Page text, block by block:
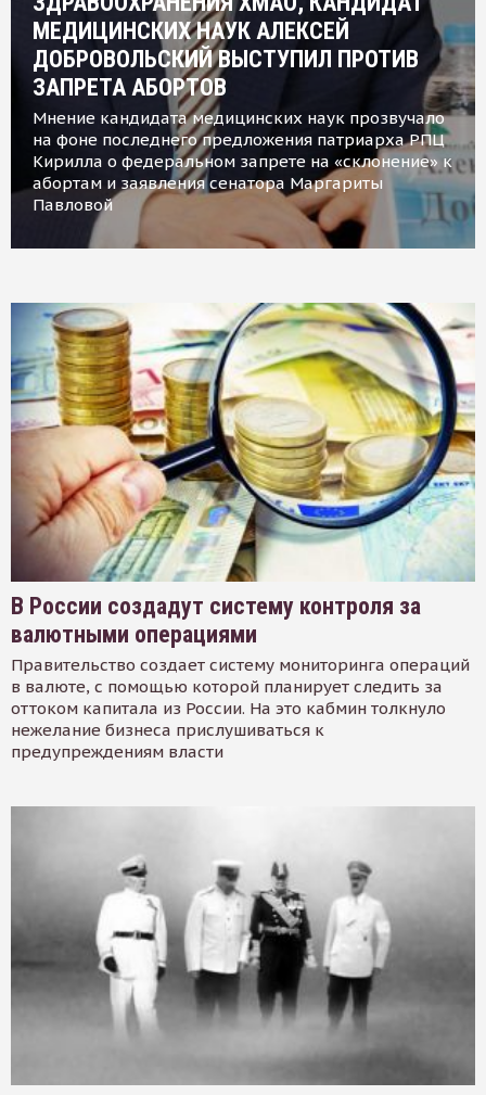
МЕДИЦИНСКИХ НАУК АЛЕКСЕЙ
ДОБРОВОЛЬСКИЙ ВЫСТУПИЛ ПРОТИВ
ЗАПРЕТА АБОРТОВ
Мнение кандидата медицинских наук прозвучало
на фоне последнего предложения патриарха РПЦ
Кирилла о федеральном запрете на «склонение» к
абортам и заявления сенатора Маргариты
Павловой
В России создадут систему контроля за
валютными операциями
Правительство создает систему мониторинга операций
в валюте, с помощью которой планирует следить за
оттоком капитала из России. На это кабмин толкнуло
нежелание бизнеса прислушиваться к
предупреждениям власти